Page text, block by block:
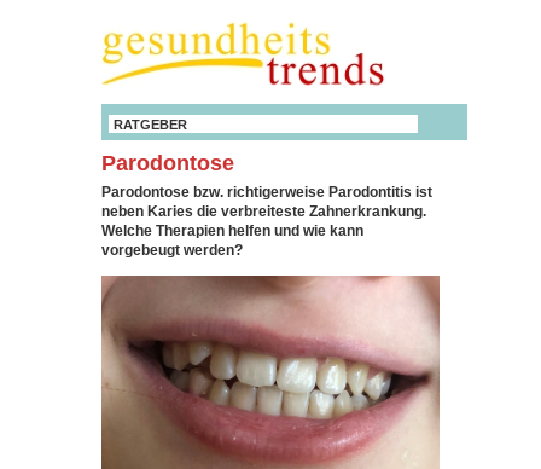
RATGEBER
Parodontose
Parodontose bzw. richtigerweise Parodontitis ist
neben Karies die verbreiteste Zahnerkrankung.
Welche Therapien helfen und wie kann
vorgebeugt werden?